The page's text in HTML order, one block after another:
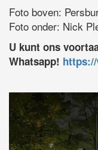
Foto boven:
Foto onder: Nick
U kunt ons
Whatsapp!